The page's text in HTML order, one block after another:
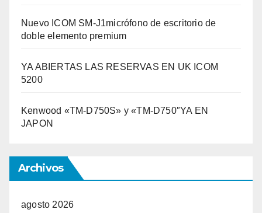
Nuevo ICOM SM-J1micrófono de escritorio de
doble elemento premium
YA ABIERTAS LAS RESERVAS EN UK ICOM
5200
Kenwood «TM-D750S» y «TM-D750″YA EN
JAPON
Archivos
agosto 2026